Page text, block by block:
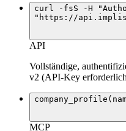
curl -fsS -H
"https://
API
Vollständige,
v2 (API-Key
MCP